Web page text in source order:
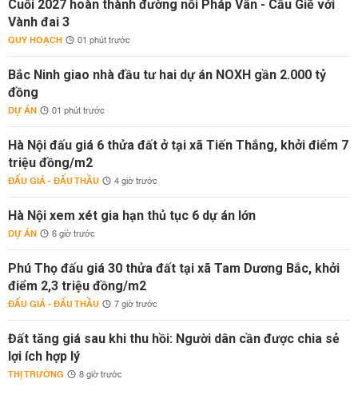
Cuối 2027 hoàn thành đường nối Pháp Vân - Cầu Giẽ với
Vành đai 3
QUY HOẠCH 01 phút trước
Bắc Ninh giao nhà đầu tư hai dự án NOXH gần 2.000 tỷ
đồng
DỰ ÁN 01 phút trước
Hà Nội đấu giá 6 thửa đất ở tại xã Tiến Thắng, khởi điểm 7
triệu đồng/m2
ĐẤU GIÁ - ĐẤU THẦU 4 giờ trước
Hà Nội xem xét gia hạn thủ tục 6 dự án lớn
DỰ ÁN 6 giờ trước
Phú Thọ đấu giá 30 thửa đất tại xã Tam Dương Bắc, khởi
điểm 2,3 triệu đồng/m2
ĐẤU GIÁ - ĐẤU THẦU 7 giờ trước
Đất tăng giá sau khi thu hồi: Người dân cần được chia sẻ
lợi ích hợp lý
THỊ TRƯỜNG 8 giờ trước